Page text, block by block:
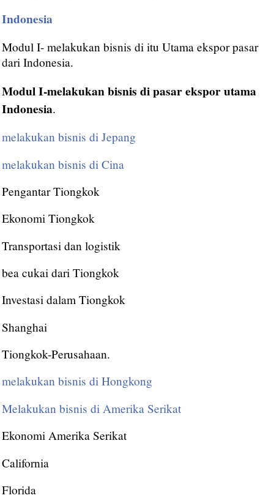
Indonesia
Modul I- melakukan bisnis di itu Utama ekspor pasar
dari Indonesia.
Modul I-melakukan bisnis di pasar ekspor utama
Indonesia.
melakukan bisnis di Jepang
melakukan bisnis di Cina
Pengantar Tiongkok
Ekonomi Tiongkok
Transportasi dan logistik
bea cukai dari Tiongkok
Investasi dalam Tiongkok
Shanghai
Tiongkok-Perusahaan.
melakukan bisnis di Hongkong
Melakukan bisnis di Amerika Serikat
Ekonomi Amerika Serikat
California
Florida